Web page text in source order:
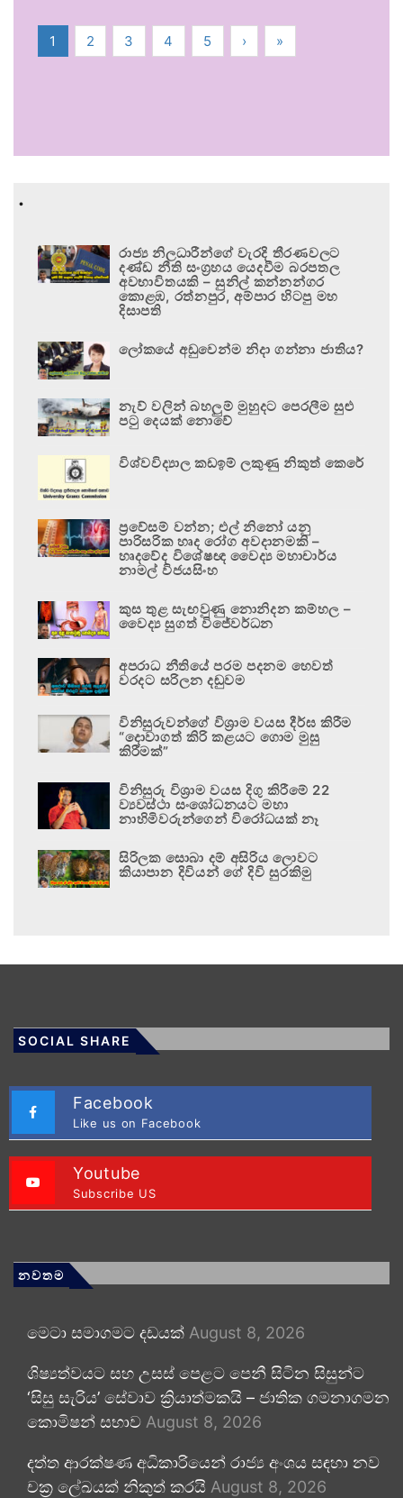
1 2 3 4 5 › »
.
රාජ්‍ය නිලධාරීන්ගේ වැරදි තීරණවලට
දණ්ඩ නීති සංග්‍රහය යෙදවීම බරපතල
අවභාවිතයකි – සුනිල් කන්නන්ගර
කොළඹ, රත්නපුර, අම්පාර හිටපු මහ
දිසාපති
ලෝකයේ අඩුවෙන්ම නිදා ගන්නා ජාතිය?
නැව් වලින් බහලුම් මුහුදට පෙරලීම සුළු
පටු දෙයක් නොවේ
විශ්වවිද්‍යාල කඩඉම් ලකුණු නිකුත් කෙරේ
ප්‍රවේසම් වන්න; එල් නිනෝ යනු
පාරිසරික හෘද රෝග අවදානමකි –
හෘදවේද විශේෂඥ වෛද්‍ය මහාචාර්ය
නාමල් විජයසිංහ
කුස තුළ සැඟවුණු නොනිදන කම්හල –
වෛද්‍ය සුගත් විජේවර්ධන
අපරාධ නීතියේ පරම පදනම හෙවත්
වරදට සරිලන දඬුවම
විනිසුරුවන්ගේ විශ්‍රාම වයස දීර්ඝ කිරීම
“දොවාගත් කිරි කළයට ගොම මුසු
කිරීමක්”
විනිසුරු විශ්‍රාම වයස දිගු කිරීමේ 22
ව්‍යවස්ථා සංශෝධනයට මහා
නාහිමිවරුන්ගෙන් විරෝධයක් නෑ
සිරිලක සොබා දම් අසිරිය ලොවට
කියාපාන දිවියන් ගේ දිවි සුරකිමු
SOCIAL SHARE
Facebook
Like us on Facebook
Youtube
Subscribe US
නවතම
මෙටා සමාගමට දඩයක් August 8, 2026
ශිෂ්‍යත්වයට සහ උසස් පෙළට පෙනී සිටින සිසුන්ට
‘සිසු සැරිය’ සේවාව ක්‍රියාත්මකයි – ජාතික ගමනාගමන
කොමිෂන් සභාව August 8, 2026
දත්ත ආරක්ෂණ අධිකාරියෙන් රාජ්‍ය අංශය සඳහා නව
චක්‍ර ලේඛයක් නිකුත් කරයි August 8, 2026